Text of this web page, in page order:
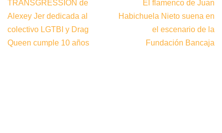
TRANSGRESSION de
Alexey Jer dedicada al
colectivo LGTBI y Drag
Queen cumple 10 años
El flamenco de Juan
Habichuela Nieto suena en
el escenario de la
Fundación Bancaja